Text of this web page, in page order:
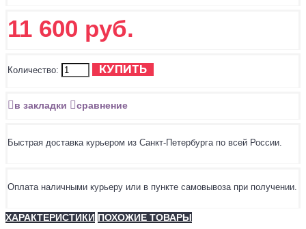
11 600 руб.
Количество: КУПИТЬ
в закладки сравнение
Быстрая доставка курьером из Санкт-Петербурга по всей России.
Оплата наличными курьеру или в пункте самовывоза при получении.
ХАРАКТЕРИСТИКИ ПОХОЖИЕ ТОВАРЫ